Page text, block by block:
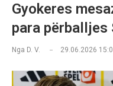
Gyokeres
para përballjes
Nga D. V. 29.06.2026